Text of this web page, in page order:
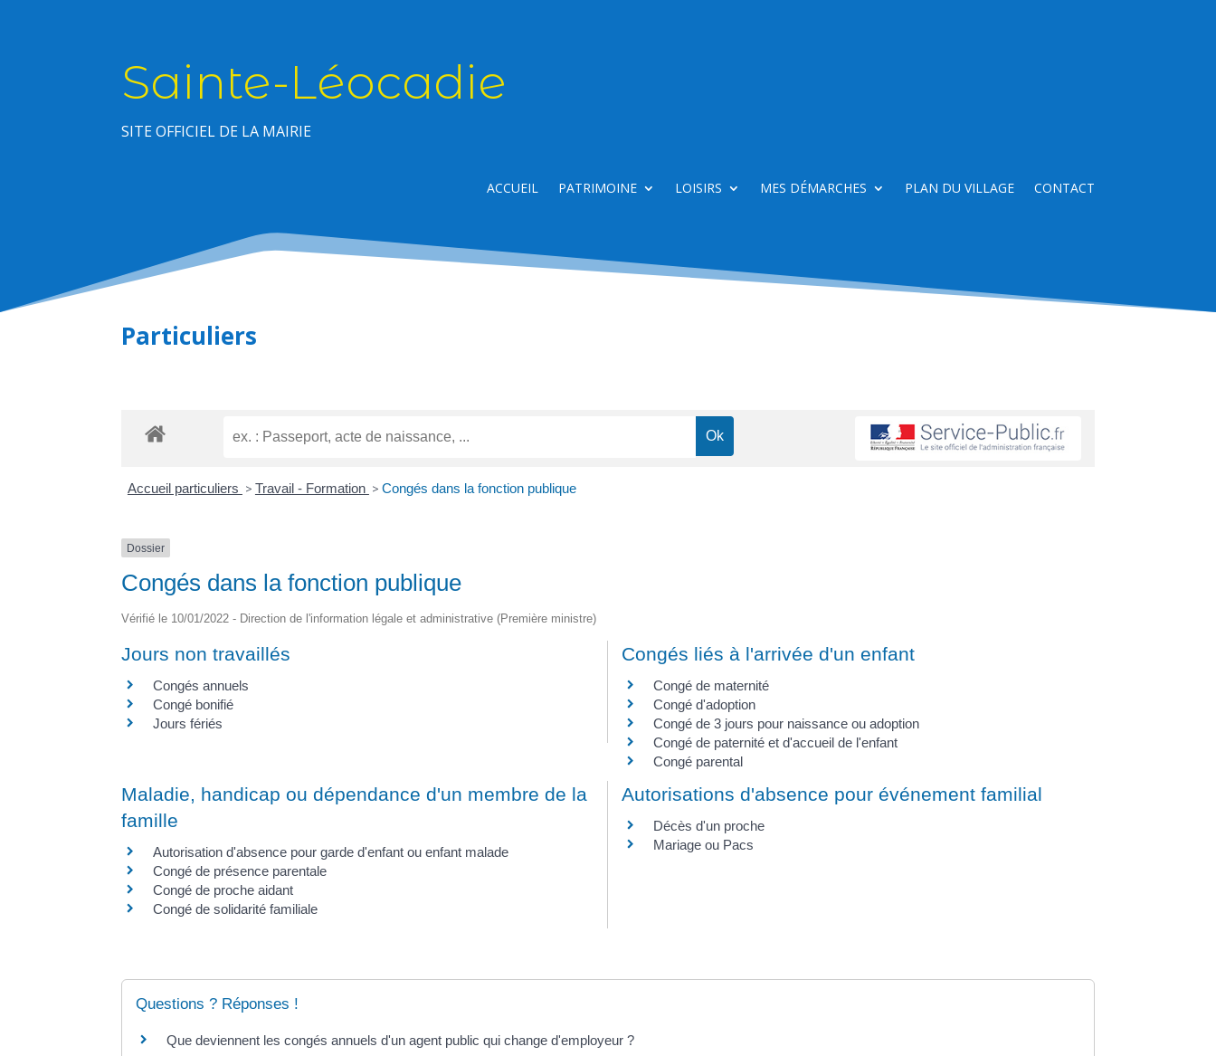
Sainte-Léocadie
SITE OFFICIEL DE LA MAIRIE
ACCUEIL PATRIMOINE LOISIRS MES DÉMARCHES PLAN DU VILLAGE CONTACT
Particuliers
Accueil particuliers > Travail - Formation > Congés dans la fonction publique
Dossier
Congés dans la fonction publique
Vérifié le 10/01/2022 - Direction de l'information légale et administrative (Première ministre)
Jours non travaillés
Congés annuels
Congé bonifié
Jours fériés
Congés liés à l'arrivée d'un enfant
Congé de maternité
Congé d'adoption
Congé de 3 jours pour naissance ou adoption
Congé de paternité et d'accueil de l'enfant
Congé parental
Maladie, handicap ou dépendance d'un membre de la
famille
Autorisation d'absence pour garde d'enfant ou enfant malade
Congé de présence parentale
Congé de proche aidant
Congé de solidarité familiale
Autorisations d'absence pour événement familial
Décès d'un proche
Mariage ou Pacs
Questions ? Réponses !
Que deviennent les congés annuels d'un agent public qui change d'employeur ?